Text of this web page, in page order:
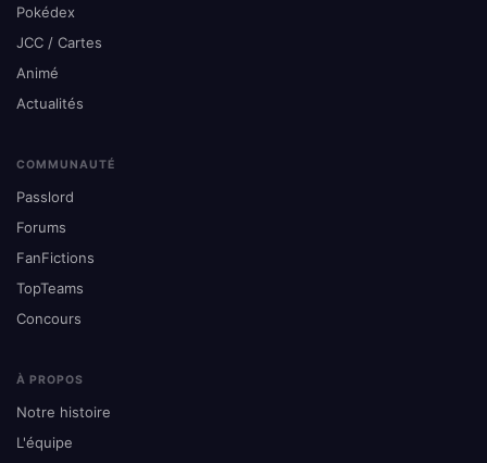
Pokédex
JCC / Cartes
Animé
Actualités
COMMUNAUTÉ
Passlord
Forums
FanFictions
TopTeams
Concours
À PROPOS
Notre histoire
L'équipe